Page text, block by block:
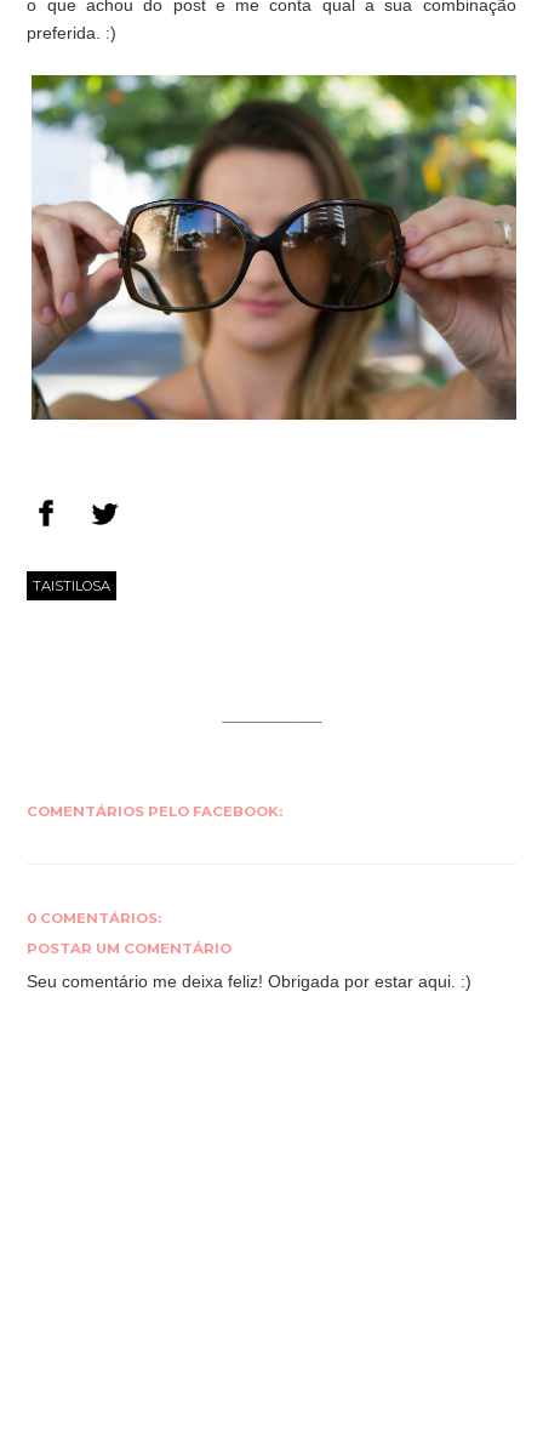
o que achou do post e me conta qual a sua combinação
preferida. :)
TAISTILOSA
COMENTÁRIOS PELO FACEBOOK:
0 COMENTÁRIOS:
POSTAR UM COMENTÁRIO
Seu comentário me deixa feliz! Obrigada por estar aqui. :)